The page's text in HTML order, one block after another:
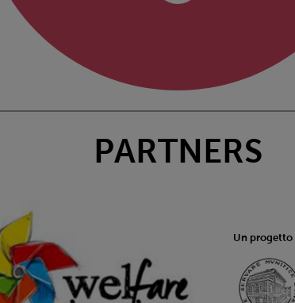
PARTNERS
Un progetto